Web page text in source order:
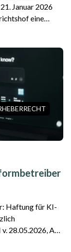
eine
Haftung für KI-
28.05.2026, Az.